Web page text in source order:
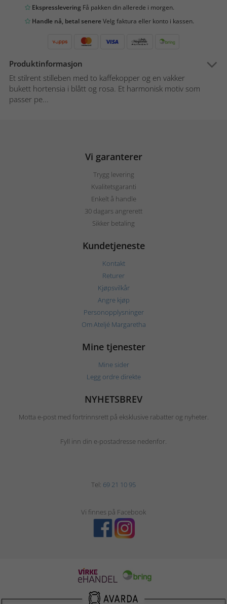
Ekspresslevering Få pakken din allerede i morgen.
Handle nå, betal senereVelg faktura eller konto i kassen.
Produktinformasjon
Et stilrent stilleben med to kaffekopper og en vakker
bukett hortensia i blått og rosa. Et harmonisk motiv som
passer pe...
Vi garanterer
Trygg levering
Kvalitetsgaranti
Enkelt å handle
30 dagars angrerett
Sikker betaling
Kundetjeneste
Kontakt
Returer
Kjøpsvilkår
Angre kjøp
Personopplysninger
Om Ateljé Margaretha
Mine tjenester
Mine sider
Legg ordre direkte
NYHETSBREV
Motta e-post med fortrinnsrett på eksklusive rabatter og nyheter.
Fyll inn din e-postadresse nedenfor.
Tel: 69 21 10 95
Vi finnes på Facebook